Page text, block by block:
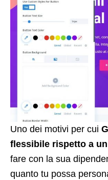
Uno dei motivi per cui
flessibile rispetto a
fare con la sua
quanto tu possa